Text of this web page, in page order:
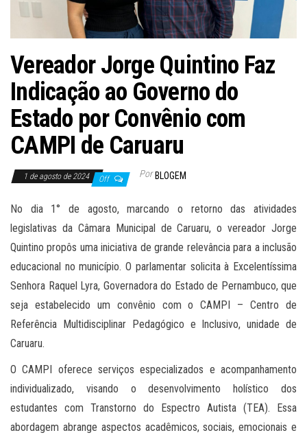
Vereador Jorge Quintino Faz
Indicação ao Governo do
Estado por Convênio com
CAMPI de Caruaru
1 de agosto de 2024 Off Por BLOGEM
No dia 1° de agosto, marcando o retorno das atividades
legislativas da Câmara Municipal de Caruaru, o vereador Jorge
Quintino propôs uma iniciativa de grande relevância para a inclusão
educacional no município. O parlamentar solicita à Excelentíssima
Senhora Raquel Lyra, Governadora do Estado de Pernambuco, que
seja estabelecido um convênio com o CAMPI – Centro de
Referência Multidisciplinar Pedagógico e Inclusivo, unidade de
Caruaru.
O CAMPI oferece serviços especializados e acompanhamento
individualizado, visando o desenvolvimento holístico dos
estudantes com Transtorno do Espectro Autista (TEA). Essa
abordagem abrange aspectos acadêmicos, sociais, emocionais e